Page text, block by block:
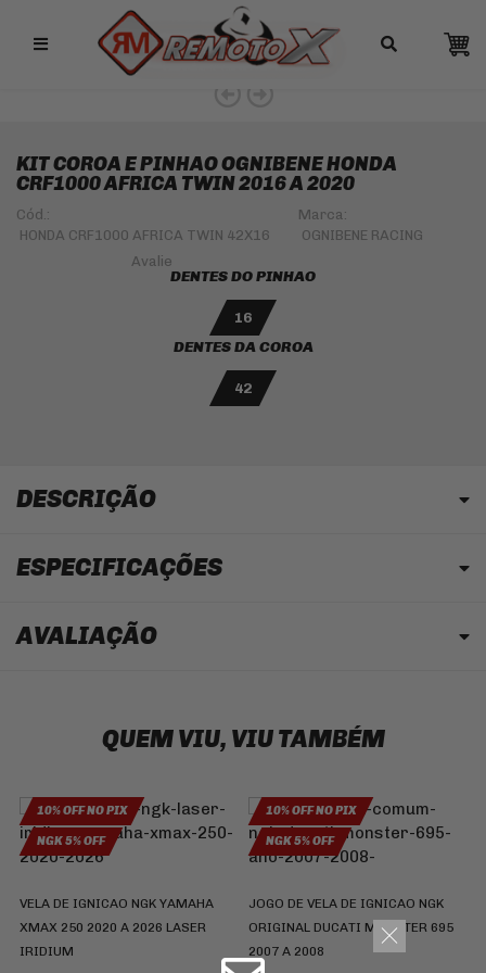
Remotox
10% OFF NO PIX
KIT COROA E PINHAO OGNIBENE HONDA
CRF1000 AFRICA TWIN 2016 A 2020
Cód.:
HONDA CRF1000 AFRICA TWIN 42X16
Marca:
OGNIBENE RACING
DENTES DO PINHAO
16
DENTES DA COROA
42
DESCRIÇÃO
ESPECIFICAÇÕES
AVALIAÇÃO
QUEM VIU, VIU TAMBÉM
10% OFF NO PIX
NGK 5% OFF
VELA DE IGNICAO NGK YAMAHA
XMAX 250 2020 A 2026 LASER
IRIDIUM
10% OFF NO PIX
NGK 5% OFF
JOGO DE VELA DE IGNICAO NGK
ORIGINAL DUCATI MONSTER 695
2007 A 2008